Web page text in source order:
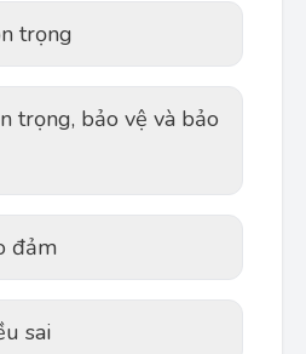
trọng
trọng, bảo vệ và bảo
đảm
sai